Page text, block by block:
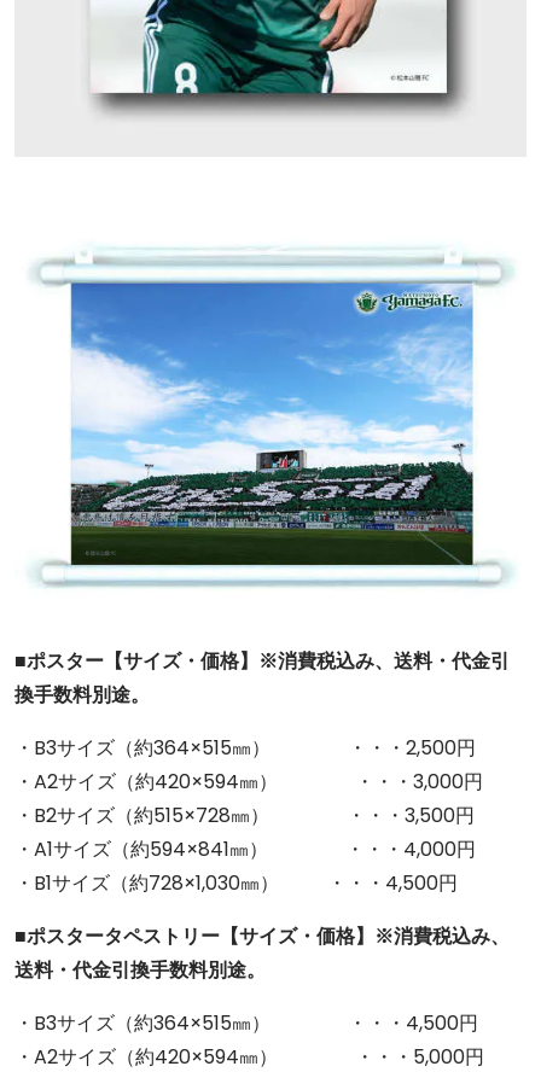
■ポスター【サイズ・価格】※消費税込み、送料・代金引
換手数料別途。
・B3サイズ（約364×515㎜） ・・・2,500円
・A2サイズ（約420×594㎜） ・・・3,000円
・B2サイズ（約515×728㎜） ・・・3,500円
・A1サイズ（約594×841㎜） ・・・4,000円
・B1サイズ（約728×1,030㎜） ・・・4,500円
■ポスタータペストリー【サイズ・価格】※消費税込み、
送料・代金引換手数料別途。
・B3サイズ（約364×515㎜） ・・・4,500円
・A2サイズ（約420×594㎜） ・・・5,000円